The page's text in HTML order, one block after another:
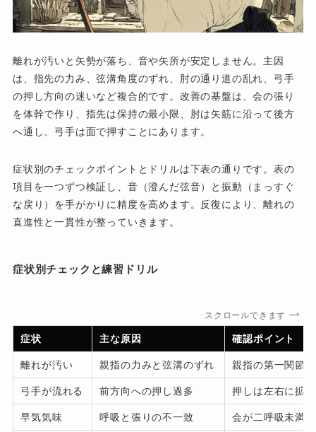
離れが汚いと矢勢が落ち、音や矢所が安定しません。主因
は、指先の力み、弦溝角度のずれ、肘の通り道の乱れ、弓手
の押し方向の迷いなど複合的です。改善の基盤は、会の張り
を体幹で作り、指先は保持の最小限、肘は矢筋に沿って後方
へ通し、弓手は面で押すことにあります。
症状別のチェックポイントとドリルは下表の通りです。表の
項目を一つずつ検証し、音（澄んだ弦音）と振動（まっすぐ
な戻り）を手がかりに精度を高めます。反復により、離れの
直進性と一貫性が整っていきます。
症状別チェックと練習ドリル
スクロールできます
症状 主な原因 確認ポイント
離れが汚い 親指の力みと弦溝のずれ 親指の第一関節
弓手が流れる 前方向への押し過多 押しは左右に拡
早気気味 呼吸と張りの不一致 会が二呼吸未満